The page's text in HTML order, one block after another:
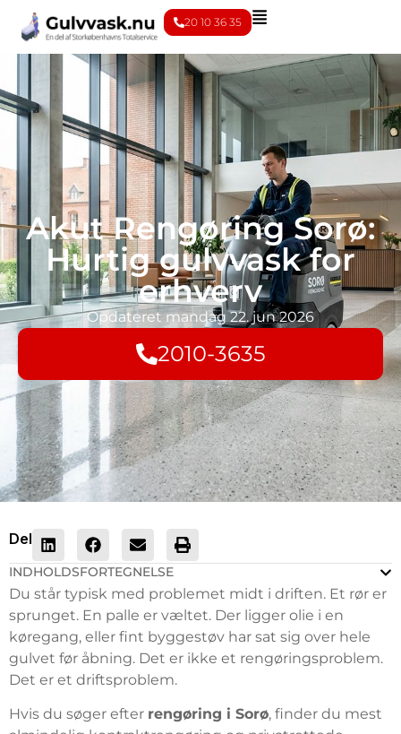
20 10 36 35
Akut Rengøring Sorø:
Hurtig gulvvask for
erhverv
Opdateret mandag 22. jun 2026
2010-3635
Del
INDHOLDSFORTEGNELSE
Du står typisk med problemet midt i driften. Et rør er
sprunget. En palle er væltet. Der ligger olie i en
køregang, eller fint byggestøv har sat sig over hele
gulvet før åbning. Det er ikke et rengøringsproblem.
Det er et driftsproblem.
Hvis du søger efter rengøring i Sorø, finder du mest